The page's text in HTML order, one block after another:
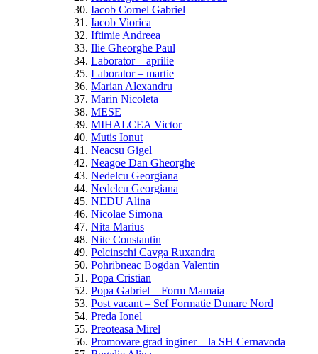
Iacob Cornel Gabriel
Iacob Viorica
Iftimie Andreea
Ilie Gheorghe Paul
Laborator – aprilie
Laborator – martie
Marian Alexandru
Marin Nicoleta
MESE
MIHALCEA Victor
Mutis Ionut
Neacsu Gigel
Neagoe Dan Gheorghe
Nedelcu Georgiana
Nedelcu Georgiana
NEDU Alina
Nicolae Simona
Nita Marius
Nite Constantin
Pelcinschi Cavga Ruxandra
Pohribneac Bogdan Valentin
Popa Cristian
Popa Gabriel – Form Mamaia
Post vacant – Sef Formatie Dunare Nord
Preda Ionel
Preoteasa Mirel
Promovare grad inginer – la SH Cernavoda